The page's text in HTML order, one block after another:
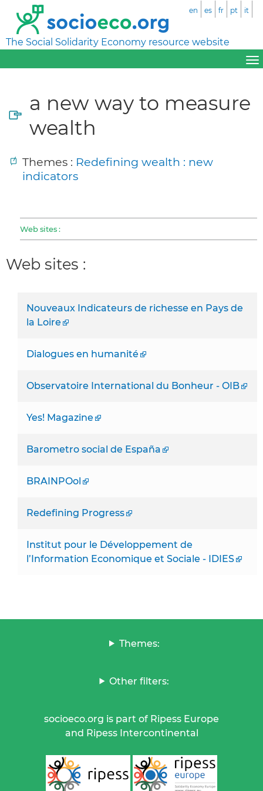
The Social Solidarity Economy resource website
en es fr pt it
a new way to measure
wealth
Themes : Redefining wealth : new
indicators
Web sites :
Web sites :
Nouveaux Indicateurs de richesse en Pays de
la Loire
Dialogues en humanité
Observatoire International du Bonheur - OIB
Yes! Magazine
Barometro social de España
BRAINPOol
Redefining Progress
Institut pour le Développement de
l’Information Economique et Sociale - IDIES
Themes:
Other filters:
socioeco.org is part of Ripess Europe
and Ripess Intercontinental